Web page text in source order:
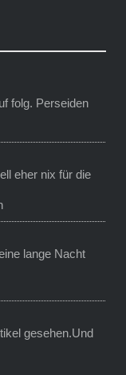
folg. Perseiden
eher nix für die
lange Nacht
gesehen.Und